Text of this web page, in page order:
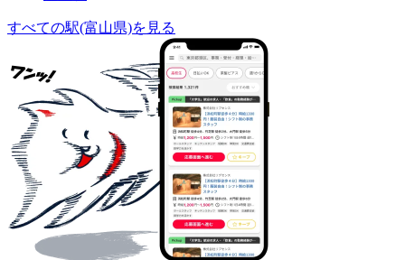
すべての駅(富山県)を見る